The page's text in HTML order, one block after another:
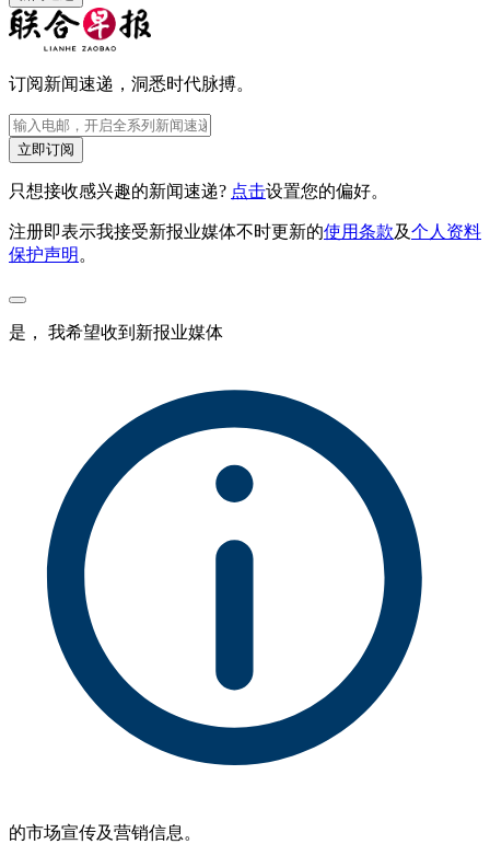
订阅新闻速递，洞悉时代脉搏。
立即订阅
只想接收感兴趣的新闻速递? 点击设置您的偏好。
注册即表示我接受新报业媒体不时更新的使用条款及个人资料
保护声明 。
是， 我希望收到新报业媒体
的市场宣传及营销信息。